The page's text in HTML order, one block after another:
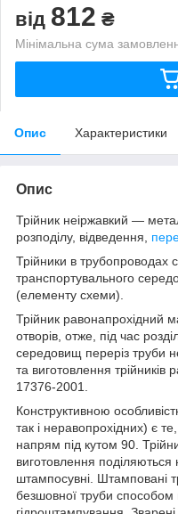
від 812 ₴
Мінімальна сума
Опис Характеристики
Опис
Трійник неіржавкий —
розподілу, відведення,
Трійники в трубопроводах
транспортувального
(елементу схеми).
Трійник рaвонапрохідний
отворів, отже, під час
середовищ переріз труби
та виготовлення трійників
17376-2001.
Конструктивною
так і нерaвопрохідних) є
напрям під кутом 90.
виготовлення поділяються
штампосувні. Штамповані
безшовної труби